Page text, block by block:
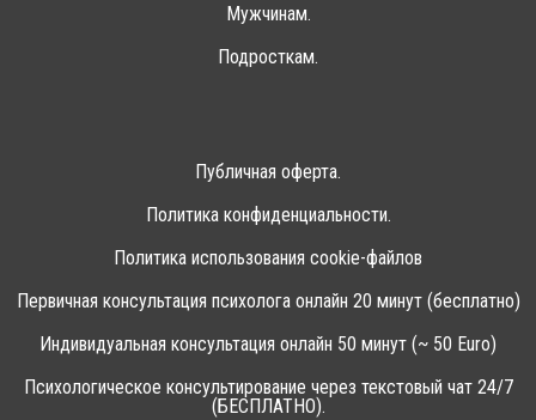
Мужчинам.
Подросткам.
Публичная оферта.
Политика конфиденциальности.
Политика использования cookie-файлов
Первичная консультация психолога онлайн 20 минут (бесплатно)
Индивидуальная консультация онлайн 50 минут (~ 50 Euro)
Психологическое консультирование через текстовый чат 24/7
(БЕСПЛАТНО).